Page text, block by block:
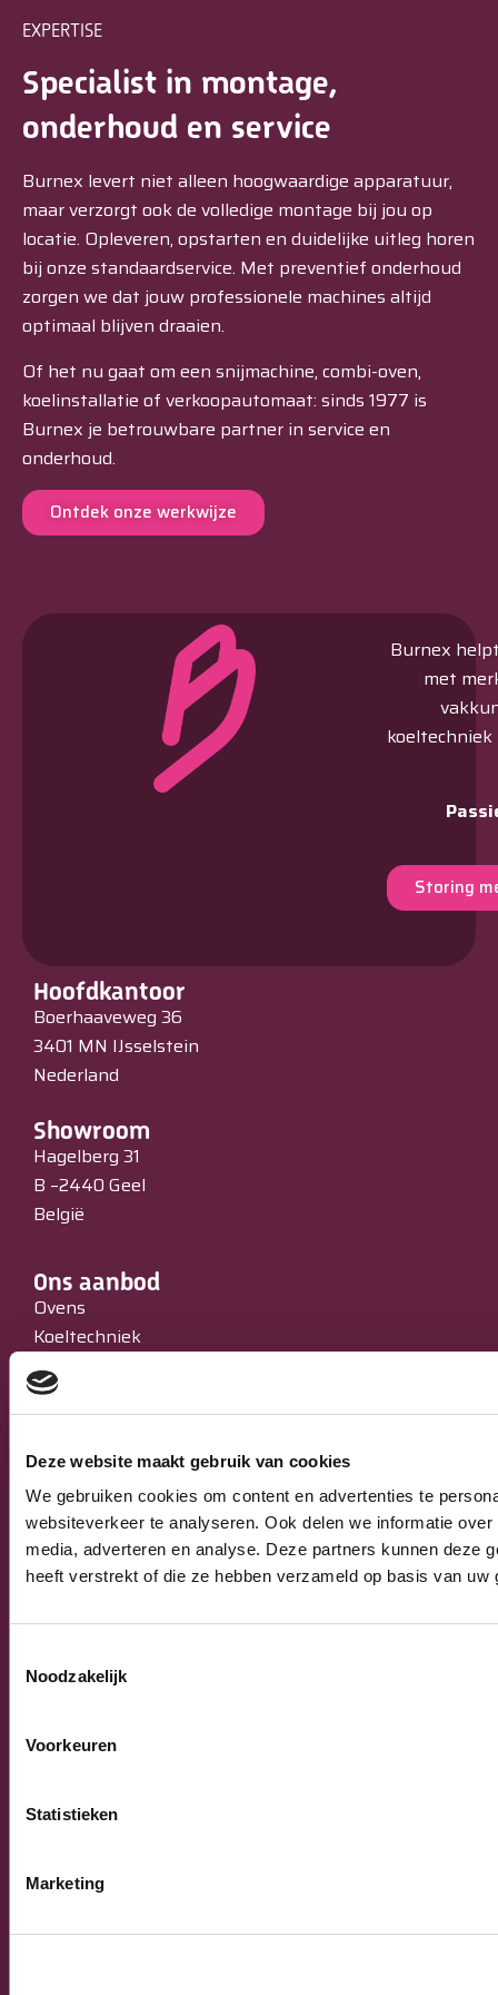
Deze website maakt gebruik van cookies
We gebruiken cookies om content en advertenties te
websiteverkeer te analyseren. Ook delen we informatie
media, adverteren en analyse. Deze partners kunnen deze
heeft verstrekt of die ze hebben verzameld op basis van
Noodzakelijk
Voorkeuren
Statistieken
Marketing
EXPERTISE
Specialist in montage,
onderhoud en service
Burnex levert niet alleen hoogwaardige apparatuur,
maar verzorgt ook de volledige montage bij jou op
locatie. Opleveren, opstarten en duidelijke uitleg horen
bij onze standaardservice. Met preventief onderhoud
zorgen we dat jouw professionele machines altijd
optimaal blijven draaien.
Of het nu gaat om een snijmachine, combi-oven,
koelinstallatie of verkoopautomaat: sinds 1977 is
Burnex je betrouwbare partner in service en
onderhoud.
Ontdek onze werkwijze
Burnex
met
Storing
Hoofdkantoor
Boerhaaveweg 36
3401 MN IJsselstein
Nederland
Showroom
Hagelberg 31
B –2440 Geel
België
Ons aanbod
Ovens
Koeltechniek
Bakkerijmachines
IJssalons
Verkoopautomaten
Occasions
Algemeen
Algemene verkoop-, leverings- en
Privacy Policy
© 2026 Burnex Group B.V. | Design by